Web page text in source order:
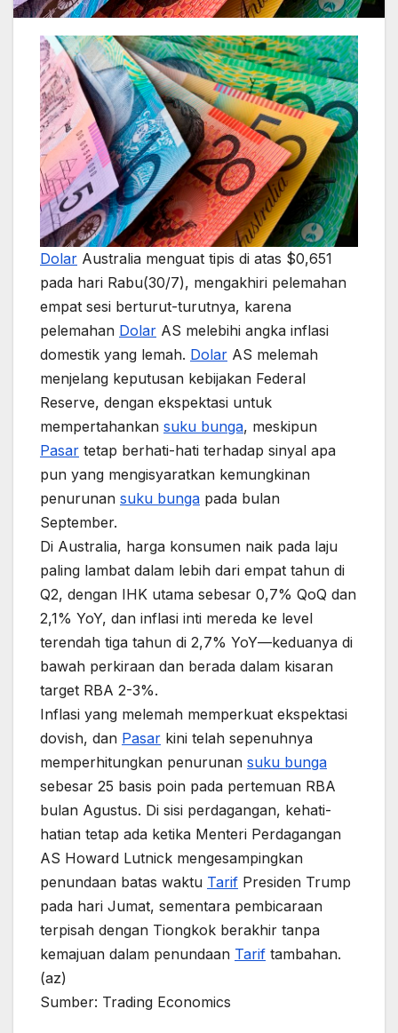
Dolar Australia menguat tipis di atas $0,651
pada hari Rabu(30/7), mengakhiri pelemahan
empat sesi berturut-turutnya, karena
pelemahan Dolar AS melebihi angka inflasi
domestik yang lemah. Dolar AS melemah
menjelang keputusan kebijakan Federal
Reserve, dengan ekspektasi untuk
mempertahankan suku bunga, meskipun
Pasar tetap berhati-hati terhadap sinyal apa
pun yang mengisyaratkan kemungkinan
penurunan suku bunga pada bulan
September.
Di Australia, harga konsumen naik pada laju
paling lambat dalam lebih dari empat tahun di
Q2, dengan IHK utama sebesar 0,7% QoQ dan
2,1% YoY, dan inflasi inti mereda ke level
terendah tiga tahun di 2,7% YoY—keduanya di
bawah perkiraan dan berada dalam kisaran
target RBA 2-3%.
Inflasi yang melemah memperkuat ekspektasi
dovish, dan Pasar kini telah sepenuhnya
memperhitungkan penurunan suku bunga
sebesar 25 basis poin pada pertemuan RBA
bulan Agustus. Di sisi perdagangan, kehati-
hatian tetap ada ketika Menteri Perdagangan
AS Howard Lutnick mengesampingkan
penundaan batas waktu Tarif Presiden Trump
pada hari Jumat, sementara pembicaraan
terpisah dengan Tiongkok berakhir tanpa
kemajuan dalam penundaan Tarif tambahan.
(az)
Sumber: Trading Economics